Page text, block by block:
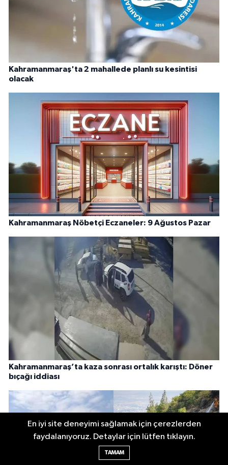
Kahramanmaraş'ta 2 mahallede planlı su kesintisi
olacak
Kahramanmaraş Nöbetçi Eczaneler: 9 Ağustos Pazar
Kahramanmaraş’ta kaza sonrası ortalık karıştı: Döner
bıçağı iddiası
En iyi site deneyimi sağlamak için çerezlerden
faydalanıyoruz. Detaylar için lütfen tıklayın.
TAMAM